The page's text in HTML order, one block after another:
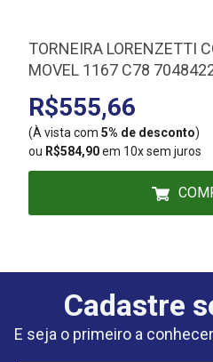
TORNEIRA LORENZETTI
MOVEL 1167 C78
R$555,66
(À vista com 5% de desconto)
ou R$584,90em 10x sem juros
Cadastre
E seja o primeiro a